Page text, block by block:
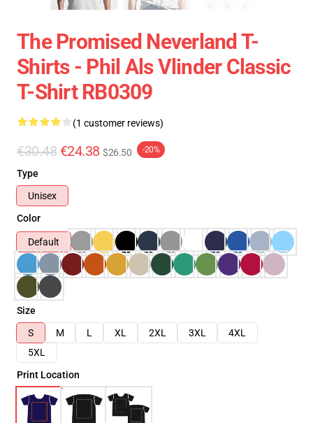
The Promised Neverland T-
Shirts - Phil Als Vlinder Classic
T-Shirt RB0309
(1 customer reviews)
€30.48 €24.38 $26.50 -20%
Type
Unisex
Color
Default
Size
S
M L XL 2XL 3XL
4XL
5XL
Print Location